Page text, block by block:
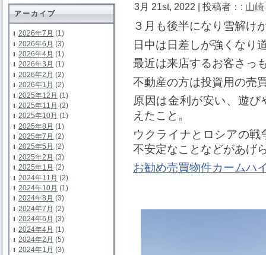
アーカイブ
2026年7月 (1)
2026年6月 (3)
2026年4月 (1)
2026年3月 (1)
2026年2月 (2)
2026年1月 (2)
2025年12月 (1)
2025年11月 (2)
2025年10月 (1)
2025年8月 (1)
2025年7月 (2)
2025年5月 (2)
2025年2月 (3)
2025年1月 (2)
2024年11月 (2)
2024年10月 (1)
2024年8月 (3)
2024年7月 (2)
2024年6月 (3)
2024年4月 (1)
2024年2月 (5)
2024年1月 (3)
3月 21st, 2022 | 投稿者：: 山崎
３月も後半になり雪解け
日中は日差しが強くなり
最近は来店するお客さっ
不動産の方は投資用の売
原因は金利が安い、遊
えたこと。
ウクライナとロシアの
不安定なことなどがあげ
お勧め売買物件カームハ